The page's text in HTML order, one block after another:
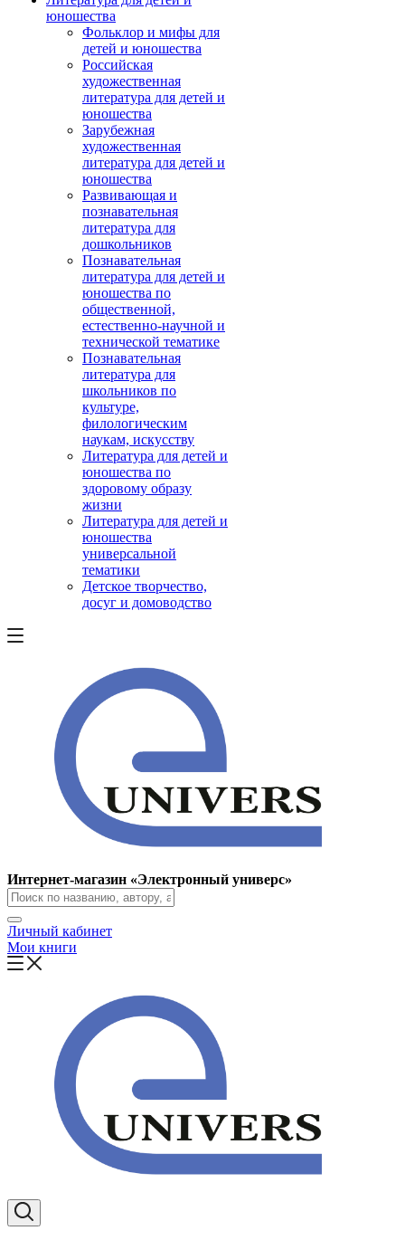
юношества
Фольклор и мифы для
детей и юношества
Российская
художественная
литература для детей и
юношества
Зарубежная
художественная
литература для детей и
юношества
Развивающая и
познавательная
литература для
дошкольников
Познавательная
литература для детей и
юношества по
общественной,
естественно-научной и
технической тематике
Познавательная
литература для
школьников по
культуре,
филологическим
наукам, искусству
Литература для детей и
юношества по
здоровому образу
жизни
Литература для детей и
юношества
универсальной
тематики
Детское творчество,
досуг и домоводство
Интернет-магазин «Электронный универс»
Личный кабинет
Мои книги